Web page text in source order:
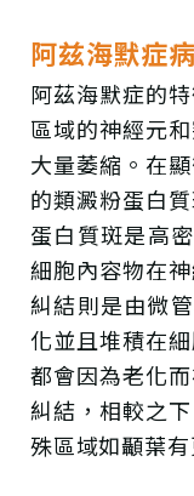
阿兹海默症
阿茲海默症的
區域的神經元
大量萎縮。在
的類澱粉蛋白
蛋白質斑是高
細胞內容物在
糾結則是由微
化並且堆積在
都會因為老化
糾結，相較之
殊區域如顳葉有